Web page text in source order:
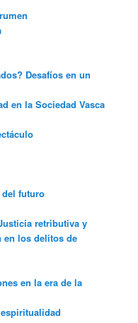
Desafíos en un
en la Sociedad Vasca
futuro
retributiva y
en los delitos de
en la era de la